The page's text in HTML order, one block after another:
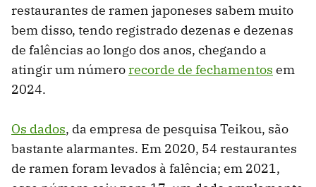
restaurantes de ramen japoneses sabem muito
bem disso, tendo registrado dezenas e dezenas
de falências ao longo dos anos, chegando a
atingir um númerorecorde de fechamentos em
2024.
Os dados, da empresa de pesquisa Teikou, são
bastante alarmantes. Em 2020, 54 restaurantes
de ramen foram levados à falência; em 2021,